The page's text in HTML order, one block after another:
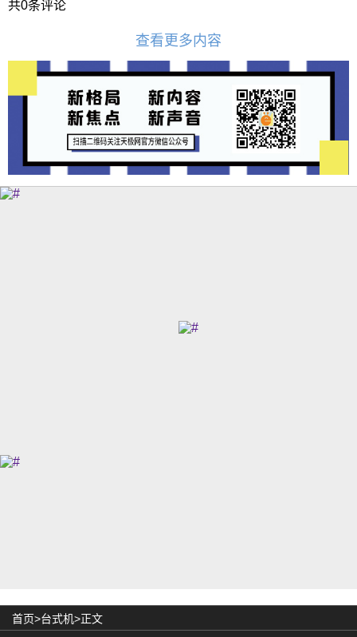
共0条评论
查看更多内容
首页>台式机>正文